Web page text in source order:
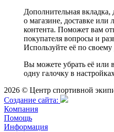
Дополнительная
о магазине, доставке или
контента. Поможет вам
покупателя вопросы и
Используйте её по
Вы можете убрать её или
одну галочку в
2026 © Центр спортивной
Cоздание сайта:
Компания
Помощь
Информация